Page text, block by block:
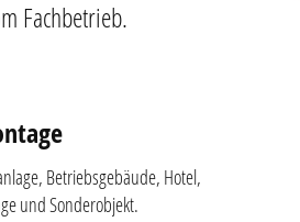
Fachbetrieb.
Betriebsgebäude, Hotel,
und Sonderobjekt.